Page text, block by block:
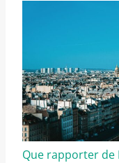
Que rapporter de